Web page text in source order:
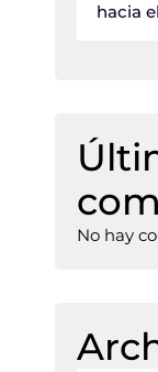
hacia
No hay